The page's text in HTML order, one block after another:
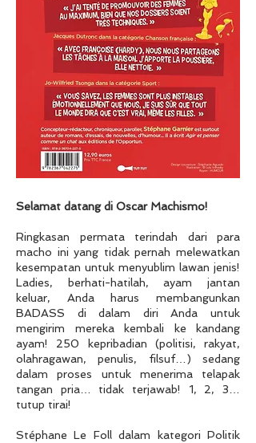
Selamat datang di Oscar Machismo!
Ringkasan permata terindah dari para
macho ini yang tidak pernah melewatkan
kesempatan untuk menyublim lawan jenis!
Ladies, berhati-hatilah, ayam jantan
keluar, Anda harus membangunkan
BADASS di dalam diri Anda untuk
mengirim mereka kembali ke kandang
ayam! 250 kepribadian (politisi, rakyat,
olahragawan, penulis, filsuf…) sedang
dalam proses untuk menerima telapak
tangan pria… tidak terjawab! 1, 2, 3…
tutup tirai!
Stéphane Le Foll dalam kategori Politik